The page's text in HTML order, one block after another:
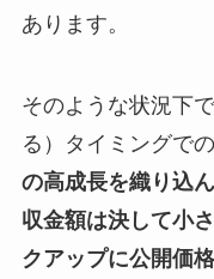
あります。
そのような状況下
る）タイミングで
の高成長を織り込
収金額は決して小
クアップに公開価